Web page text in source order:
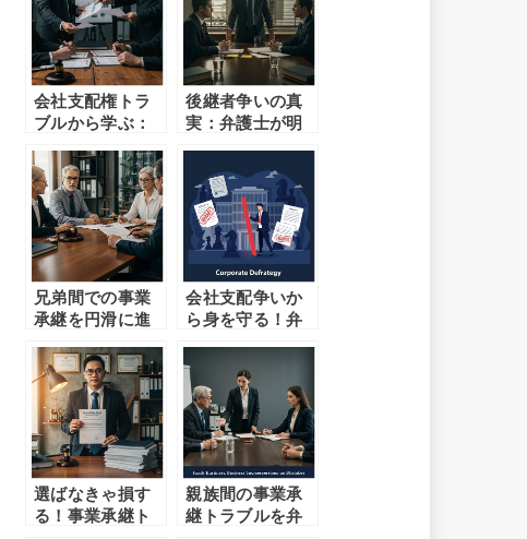
会社支配権トラ
ブルから学ぶ：
予防策
後継者争いの真
実：弁護士が明
兄弟間での事業
承継を円滑に進
アドバイス
会社支配争いか
ら身を守る！弁
衛戦略
選ばなきゃ損す
る！事業承継ト
親族間の事業承
継トラブルを弁